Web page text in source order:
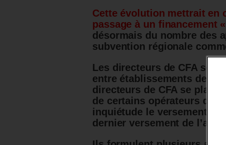
Cette évolution mettrait en
passage à un financement
désormais du nombre des
subvention régionale
Les directeurs de CFA
entre établissements de
directeurs de CFA se
de certains opérateurs de
inquiétude le versement au
dernier versement de l’année